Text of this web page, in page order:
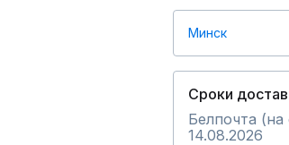
Минск
Сроки
Белпочта (на
14.08.2026